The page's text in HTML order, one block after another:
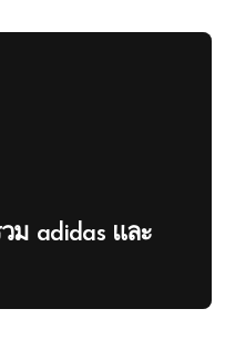
ม adidas และ